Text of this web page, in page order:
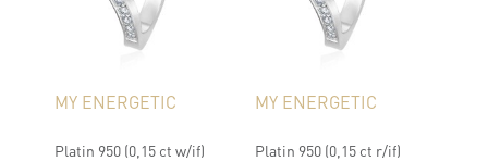
MY ENERGETIC
Platin 950 (0,15 ct w/if)
MY ENERGETIC
Platin 950 (0,15 ct r/if)